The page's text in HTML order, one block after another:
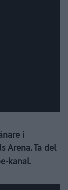
i
Arena. Ta del
kanal.